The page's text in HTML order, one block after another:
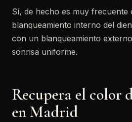
Sí, de hecho es muy frecuente
blanqueamiento interno del
con un blanqueamiento
sonrisa uniforme.
Recupera el color
en Madrid